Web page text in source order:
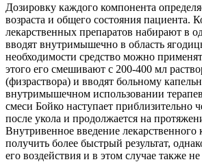
Дозировку каждого компонента
возраста и общего состояния пациента.
лекарственных препаратов набирают в
вводят внутримышечно в область
необходимости средство можно
этого его смешивают с 200-400 мл
(физраствора) и вводят больному
внутримышечном использовании
смеси Бойко наступает приблизительно
после укола и продолжается на
Внутривенное введение лекарственного
получить более быстрый результат,
его воздействия и в этом случае также